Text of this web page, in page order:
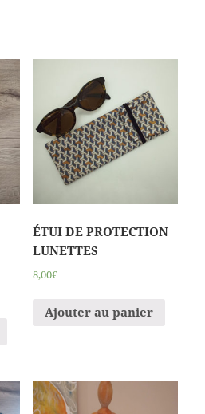
ÉTUI DE PROTECTION
LUNETTES
8,00€
Ajouter au panier